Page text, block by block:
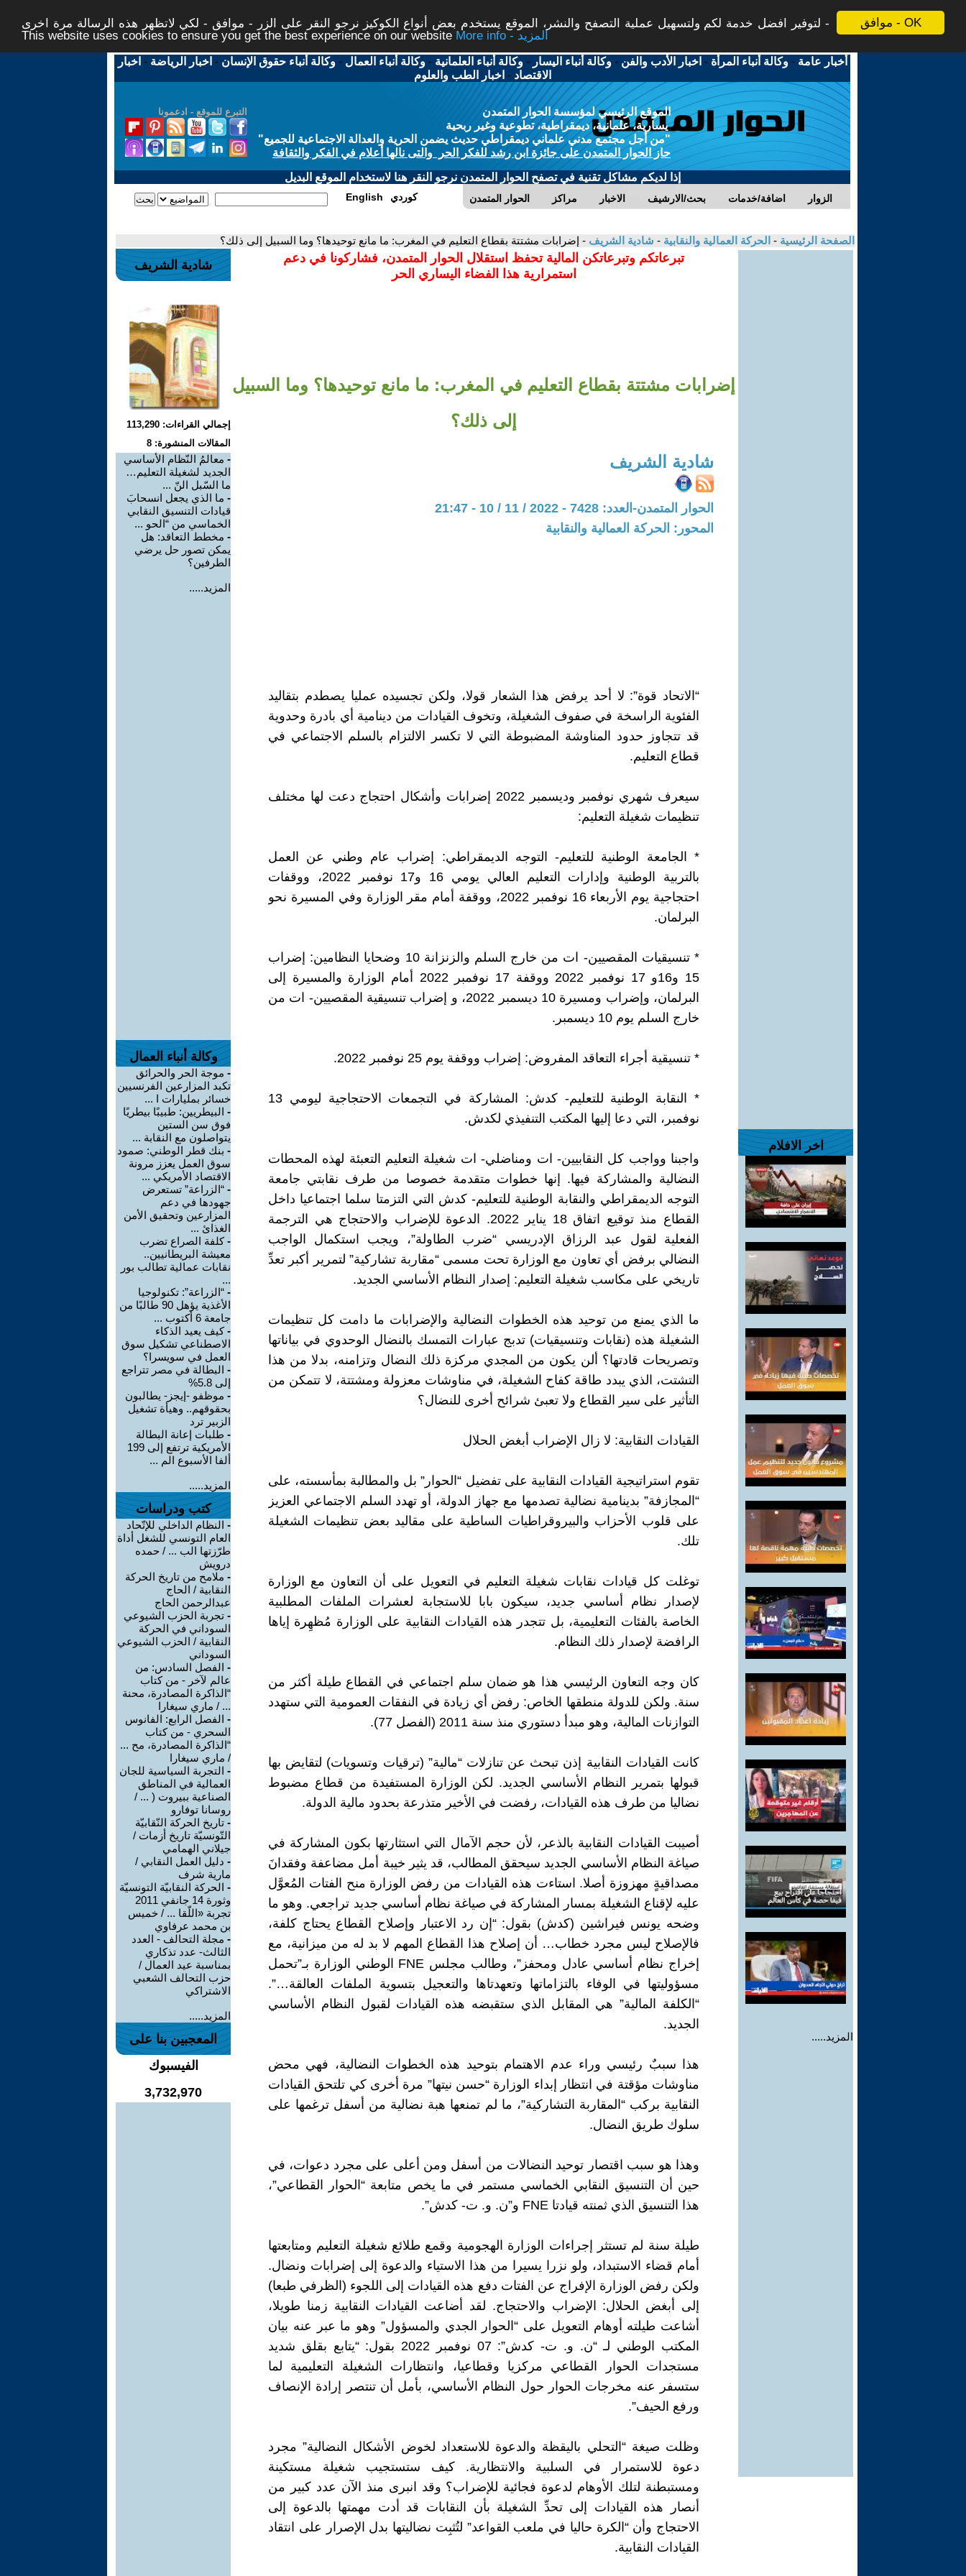
موافق - OK
لتوفير افضل خدمة لكم ولتسهيل عملية التصفح والنشر، الموقع يستخدم بعض أنواع الكوكيز نرجو النقر على الزر - موافق - لكي لاتظهر هذه الرسالة مرة اخرى -
This website uses cookies to ensure you get the best experience on our website
More info - المزيد
أخبار عامة -وكالة أنباء المرأة - اخبار الأدب والفن -وكالة أنباء اليسار -وكالة أنباء العلمانية -وكالة أنباء العمال -وكالة أنباء حقوق الإنسان - اخبار الرياضة - اخبار
الاقتصاد - اخبار الطب والعلوم
التبرع للموقع - ادعمونا
الموقع الرئيسي لمؤسسة الحوار المتمدن
يسارية، علمانية، ديمقراطية، تطوعية وغير ربحية
"من أجل مجتمع مدني علماني ديمقراطي حديث يضمن الحرية والعدالة الاجتماعية للجميع"
حاز الحوار المتمدن على جائزة ابن رشد للفكر الحر والتى نالها أعلام في الفكر والثقافة
إذا لديكم مشاكل تقنية في تصفح الحوار المتمدن نرجو النقر هنا لاستخدام الموقع البديل
الحوار المتمدن مراكز الاخبار بحث/الارشيف اضافة/خدمات الزوار English كوردي
الصفحة الرئيسية - الحركة العمالية والنقابية - شادية الشريف - إضرابات مشتتة بقطاع التعليم في المغرب: ما مانع توحيدها؟ وما السبيل إلى ذلك؟
اخر الافلام
المزيد.....
تبرعاتكم وتبرعاتكن المالية تحفظ استقلال الحوار المتمدن، فشاركونا في دعم
استمرارية هذا الفضاء اليساري الحر
إضرابات مشتتة بقطاع التعليم في المغرب: ما مانع توحيدها؟ وما السبيل
إلى ذلك؟
شادية الشريف
الحوار المتمدن-العدد: 7428 - 2022 / 11 / 10 - 21:47
المحور: الحركة العمالية والنقابية
“الاتحاد قوة”: لا أحد يرفض هذا الشعار قولا، ولكن تجسيده عمليا يصطدم بتقاليد
الفئوية الراسخة في صفوف الشغيلة، وتخوف القيادات من دينامية أي بادرة وحدوية
قد تتجاوز حدود المناوشة المضبوطة التي لا تكسر الالتزام بالسلم الاجتماعي في
قطاع التعليم.
سيعرف شهري نوفمبر وديسمبر 2022 إضرابات وأشكال احتجاج دعت لها مختلف
تنظيمات شغيلة التعليم:
* الجامعة الوطنية للتعليم- التوجه الديمقراطي: إضراب عام وطني عن العمل
بالتربية الوطنية وإدارات التعليم العالي يومي 16 و17 نوفمبر 2022، ووقفات
احتجاجية يوم الأربعاء 16 نوفمبر 2022، ووقفة أمام مقر الوزارة وفي المسيرة نحو
البرلمان.
* تنسيقيات المقصيين- ات من خارج السلم والزنزانة 10 وضحايا النظامين: إضراب
15 و16و 17 نوفمبر 2022 ووقفة 17 نوفمبر 2022 أمام الوزارة والمسيرة إلى
البرلمان، وإضراب ومسيرة 10 ديسمبر 2022، و إضراب تنسيقية المقصيين- ات من
خارج السلم يوم 10 ديسمبر.
* تنسيقية أجراء التعاقد المفروض: إضراب ووقفة يوم 25 نوفمبر 2022.
* النقابة الوطنية للتعليم- كدش: المشاركة في التجمعات الاحتجاجية ليومي 13
نوفمبر، التي دعا إليها المكتب التنفيذي لكدش.
واجبنا وواجب كل النقابيين- ات ومناضلي- ات شغيلة التعليم التعبئة لهذه المحطات
النضالية والمشاركة فيها. إنها خطوات متقدمة خصوصا من طرف نقابتي جامعة
التوجه الديمقراطي والنقابة الوطنية للتعليم- كدش التي التزمتا سلما اجتماعيا داخل
القطاع منذ توقيع اتفاق 18 يناير 2022. الدعوة للإضراب والاحتجاج هي الترجمة
الفعلية لقول عبد الرزاق الإدريسي “ضرب الطاولة”، ويجب استكمال الواجب
النضالي برفض أي تعاون مع الوزارة تحت مسمى “مقاربة تشاركية” لتمرير أكبر تعدِّ
تاريخي على مكاسب شغيلة التعليم: إصدار النظام الأساسي الجديد.
ما الذي يمنع من توحيد هذه الخطوات النضالية والإضرابات ما دامت كل تنظيمات
الشغيلة هذه (نقابات وتنسيقيات) تدبج عبارات التمسك بالنضال الوحدوي في بياناتها
وتصريحات قادتها؟ ألن يكون من المجدي مركزة ذلك النضال وتزامنه، بدلا من هذا
التشتت، الذي يبدد طاقة كفاح الشغيلة، في مناوشات معزولة ومشتتة، لا تتمكن من
التأثير على سير القطاع ولا تعبئ شرائح أخرى للنضال؟
القيادات النقابية: لا زال الإضراب أبغض الحلال
تقوم استراتيجية القيادات النقابية على تفضيل “الحوار” بل والمطالبة بمأسسته، على
“المجازفة” بدينامية نضالية تصدمها مع جهاز الدولة، أو تهدد السلم الاجتماعي العزيز
على قلوب الأحزاب والبيروقراطيات الساطية على مقاليد بعض تنظيمات الشغيلة
تلك.
توغلت كل قيادات نقابات شغيلة التعليم في التعويل على أن التعاون مع الوزارة
لإصدار نظام أساسي جديد، سيكون بابا للاستجابة لعشرات الملفات المطلبية
الخاصة بالفئات التعليمية، بل تتجدر هذه القيادات النقابية على الوزارة مُظهِرة إياها
الرافضة لإصدار ذلك النظام.
كان وجه التعاون الرئيسي هذا هو ضمان سلم اجتماعي في القطاع طيلة أكثر من
سنة. ولكن للدولة منطقها الخاص: رفض أي زيادة في النفقات العمومية التي ستهدد
التوازنات المالية، وهو مبدأ دستوري منذ سنة 2011 (الفصل 77).
كانت القيادات النقابية إذن تبحث عن تنازلات “مالية” (ترقيات وتسويات) لتقايض بها
قبولها بتمرير النظام الأساسي الجديد. لكن الوزارة المستفيدة من قطاع مضبوط
نضاليا من طرف هذه القيادات، رفضت في الأخير متذرعة بحدود مالية الدولة.
أصيبت القيادات النقابية بالذعر، لأن حجم الآمال التي استثارتها بكون المشاركة في
صياغة النظام الأساسي الجديد سيحقق المطالب، قد يثير خيبة أمل مضاعفة وفقدانَ
مصداقيةٍ مهزوزة أصلا. استاءت هذه القيادات من رفض الوزارة منح الفتات المُعوَّل
عليه لإقناع الشغيلة بمسار المشاركة في صياغة نظام أساسي جديد تراجعي. وهو ما
وضحه يونس فيراشين (كدش) بقول: “إن رد الاعتبار وإصلاح القطاع يحتاج كلفة،
فالإصلاح ليس مجرد خطاب… أن إصلاح هذا القطاع المهم لا بد له من ميزانية، مع
إخراج نظام أساسي عادل ومحفز”، وطالب مجلس FNE الوطني الوزارة بـ”تحمل
مسؤوليتها في الوفاء بالتزاماتها وتعهدتاها والتعجيل بتسوية الملفات العالقة…”.
“الكلفة المالية” هي المقابل الذي ستقبضه هذه القيادات لقبول النظام الأساسي
الجديد.
هذا سببٌ رئيسي وراء عدم الاهتمام بتوحيد هذه الخطوات النضالية، فهي محض
مناوشات مؤقتة في انتظار إبداء الوزارة “حسن نيتها” مرة أخرى كي تلتحق القيادات
النقابية بركب “المقاربة التشاركية”، ما لم تمنعها هبة نضالية من أسفل ترغمها على
سلوك طريق النضال.
وهذا هو سبب اقتصار توحيد النضالات من أسفل ومن أعلى على مجرد دعوات، في
حين أن التنسيق النقابي الخماسي مستمر في ما يخص متابعة “الحوار القطاعي”،
هذا التنسيق الذي ثمنته قيادتا FNE و”ن. و. ت- كدش”.
طيلة سنة لم تستثر إجراءات الوزارة الهجومية وقمع طلائع شغيلة التعليم ومتابعتها
أمام قضاء الاستبداد، ولو نزرا يسيرا من هذا الاستياء والدعوة إلى إضرابات ونضال.
ولكن رفض الوزارة الإفراج عن الفتات دفع هذه القيادات إلى اللجوء (الظرفي طبعا)
إلى أبغض الحلال: الإضراب والاحتجاج. لقد أضاعت القيادات النقابية زمنا طويلا،
أشاعت طيلته أوهام التعويل على “الحوار الجدي والمسؤول” وهو ما عبر عنه بيان
المكتب الوطني لـ “ن. و. ت- كدش”: 07 نوفمبر 2022 بقول: “يتابع بقلق شديد
مستجدات الحوار القطاعي مركزيا وقطاعيا، وانتظارات الشغيلة التعليمية لما
ستسفر عنه مخرجات الحوار حول النظام الأساسي، بأمل أن تنتصر إرادة الإنصاف
ورفع الحيف”.
وظلت صيغة “التحلي باليقظة والدعوة للاستعداد لخوض الأشكال النضالية” مجرد
دعوة للاستمرار في السلبية والانتظارية. كيف ستستجيب شغيلة مستكينة
ومستبطنة لتلك الأوهام لدعوة فجائية للإضراب؟ وقد انبرى منذ الآن عدد كبير من
أنصار هذه القيادات إلى تحدِّ الشغيلة بأن النقابات قد أدت مهمتها بالدعوة إلى
الاحتجاج وأن “الكرة حاليا في ملعب القواعد” لتُثبِت نضاليتها بدل الإصرار على انتقاد
القيادات النقابية.
شادية الشريف
إجمالي القراءات: 113,290
المقالات المنشورة: 8
- معالمُ النّظام الأساسي
الجديد لشغيلة التعليم…
ما السّبل النّ ...
- ما الذي يجعل انسحابَ
قيادات التنسيق النقابي
الخماسي من “الحو ...
- مخطط التعاقد: هل
يمكن تصور حل يرضي
الطرفين؟
المزيد.....
وكالة أنباء العمال
- موجة الحر والحرائق
تكبد المزارعين الفرنسيين
خسائر بمليارات ا ...
- البيطريين: طبيبًا بيطريًا
فوق سن الستين
يتواصلون مع النقابة ...
- بنك قطر الوطني: صمود
سوق العمل يعزز مرونة
الاقتصاد الأمريكي ...
- “الزراعة” تستعرض
جهودها في دعم
المزارعين وتحقيق الأمن
الغذائ ...
-كلفة الصراع تضرب
معيشة البريطانيين..
نقابات عمالية تطالب بور
...
- “الزراعة”: تكنولوجيا
الأغذية يؤهل 90 طالبًا من
جامعة 6 أكتوب ...
-كيف يعيد الذكاء
الاصطناعي تشكيل سوق
العمل في سويسرا؟
- البطالة في مصر تتراجع
إلى 5.8%
- موظفو -إيجز- يطالبون
بحقوقهم.. وهيأة تشغيل
الزبير ترد
- طلبات إعانة البطالة
الأمريكية ترتفع إلى 199
ألفا الأسبوع الم ...
المزيد.....
كتب ودراسات
- النظام الداخلي للإتّحاد
العام التونسي للشغل أداة
طرّزتها الب ... / حمده
درويش
- ملامح من تاريخ الحركة
النقابية / الحاج
عبدالرحمن الحاج
- تجربة الحزب الشيوعي
السوداني في الحركة
النقابية / الحزب الشيوعي
السوداني
- الفصل السادس: من
عالم لآخر - من كتاب
“الذاكرة المصادرة، محنة
... / ماري سيغارا
- الفصل الرابع: الفانوس
السحري - من كتاب
“الذاكرة المصادرة، مح ...
/ ماري سيغارا
- التجربة السياسية للجان
العمالية في المناطق
الصناعية ببيروت ( ... /
روسانا توفارو
- تاريخ الحركة النّقابيّة
التّونسيّة تاريخ أزمات /
جيلاني الهمامي
- دليل العمل النقابي /
مارية شرف
- الحركة النقابيّة التونسيّة
وثورة 14 جانفي 2011
تجربة «اللّقا ... / خميس
بن محمد عرفاوي
- مجلة التحالف - العدد
الثالث- عدد تذكاري
بمناسبة عيد العمال /
حزب التحالف الشعبي
الاشتراكي
المزيد.....
المعجبين بنا على
الفيسبوك
3,732,970